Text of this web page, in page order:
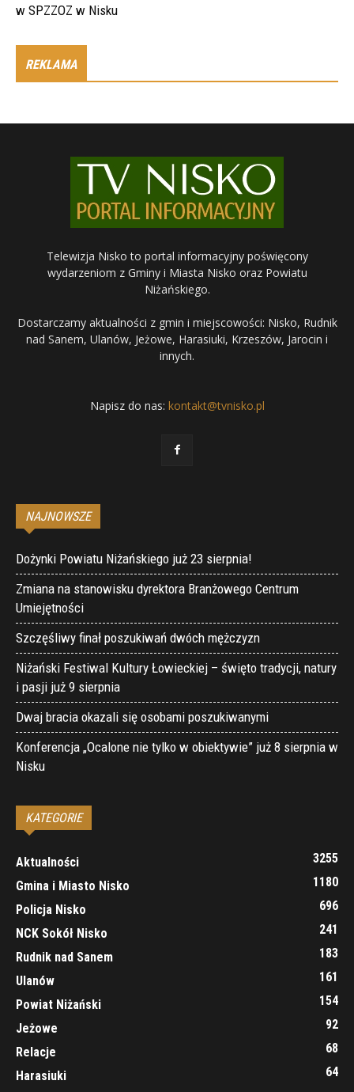
w SPZZOZ w Nisku
REKLAMA
Telewizja Nisko to portal informacyjny poświęcony
wydarzeniom z Gminy i Miasta Nisko oraz Powiatu
Niżańskiego.
Dostarczamy aktualności z gmin i miejscowości: Nisko, Rudnik
nad Sanem, Ulanów, Jeżowe, Harasiuki, Krzeszów, Jarocin i
innych.
Napisz do nas: kontakt@tvnisko.pl
NAJNOWSZE
Dożynki Powiatu Niżańskiego już 23 sierpnia!
Zmiana na stanowisku dyrektora Branżowego Centrum
Umiejętności
Szczęśliwy finał poszukiwań dwóch mężczyzn
Niżański Festiwal Kultury Łowieckiej – święto tradycji, natury
i pasji już 9 sierpnia
Dwaj bracia okazali się osobami poszukiwanymi
Konferencja „Ocalone nie tylko w obiektywie” już 8 sierpnia w
Nisku
KATEGORIE
Aktualności
3255
Gmina i Miasto Nisko
1180
Policja Nisko
696
NCK Sokół Nisko
241
Rudnik nad Sanem
183
Ulanów
161
Powiat Niżański
154
Jeżowe
92
Relacje
68
Harasiuki
64